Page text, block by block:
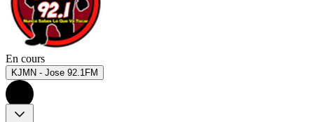
En cours
KJMN - Jose 92.1FM